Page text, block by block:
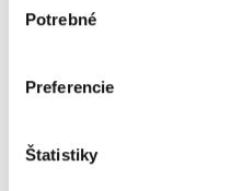
súhlasu
Potrebné
Preferencie
Štatistiky
Obsah mlieka 75 % (UHT)